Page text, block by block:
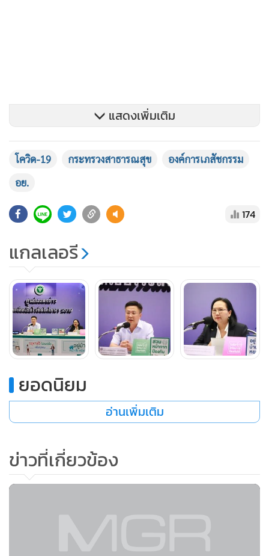
ด้าน ดร.ภญ.นันทกาญจน์ สุวรรณปิฎกกุล ผู้เชี่ยวชาญพิเศษ
องค์การเภสัชกรรม เปิดเผยว่า องค์การเภสัชกรรมในฐานะองค์กร
หลักเพื่อความมั่นคงทางยาและเวชภัณฑ์ของประเทศ ได้สำรอง
ยาฟาวิพิราเวียร์ (Favipiravir) ซึ่งเป็นยาสำคัญตัวหนึ่งที่ใช้ในการ
รักษา จำนวน 590,200 เม็ด หน้ากาก N95 จำนวน 1,765,010
ชิ้น ชุด PPE แบบ COVERALL จำนวน 445,746 ชุด แบบ
ISOLATION GOWN จำนวน 287,759 ชุด นอกจากนั้น ได้สร้าง
กลไกการสนับสนุน ยา อุปกรณ์ป้องกันโควิด 19 ให้กับระบบ
สาธารณสุขไทยเป็นอย่างต่อเนื่อง มั่นคง และการพึ่งพาตนเอง
ของประเทศ โดยได้ศึกษาพัฒนาสูตรตำรับ ยาฟาวิพิราเวียร์
สำหรับผลิตเองในประเทศ คาดว่าจะสามารถยื่นขอขึ้นทะเบียน
วิทยาศาสตร์และเทคโนโลยีแห่งชาติ (สวทช.) ทำการวิจัย
พัฒนาการสังเคราะห์วัตถุดิบสารเคมีตั้งต้นยาฟาวิพิราเวียร์ ซึ่ง
แสดงเพิ่มเติม
โควิด-19 กระทรวงสาธารณสุข
องค์การเภสัชกรรม
อย.
174
แกลเลอรี
ยอดนิยม
อ่านเพิ่มเติม
ข่าวที่เกี่ยวข้อง